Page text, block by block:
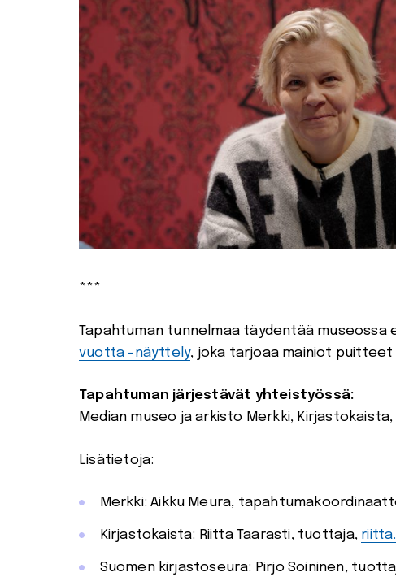
***
Tapahtuman tunnelmaa täydentää museossa
vuotta -näyttely, joka tarjoaa mainiot
Tapahtuman järjestävät yhteistyössä:
Median museo ja arkisto Merkki,
Lisätietoja:
Merkki: Aikku Meura,
Kirjastokaista: Riitta Taarasti, tuottaja,
Suomen kirjastoseura: Pirjo Soininen,